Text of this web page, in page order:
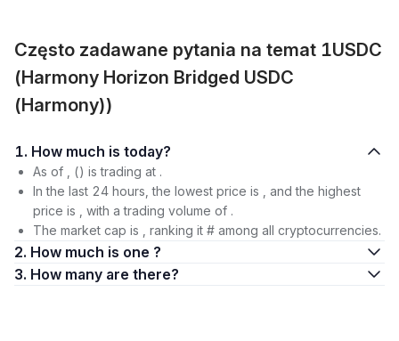
Często zadawane pytania na temat 1USDC
(Harmony Horizon Bridged USDC
(Harmony))
1. How much is today?
As of , () is trading at .
In the last 24 hours, the lowest price is , and the highest
price is , with a trading volume of .
The market cap is , ranking it # among all cryptocurrencies.
2. How much is one ?
3. How many are there?